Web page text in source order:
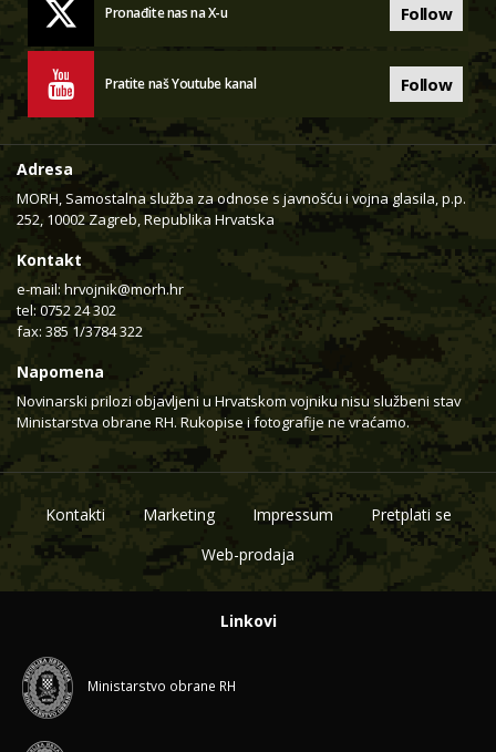
Pronađite nas na X-u Follow
Pratite naš Youtube kanal Follow
Adresa
MORH, Samostalna služba za odnose s javnošću i vojna glasila, p.p.
252, 10002 Zagreb, Republika Hrvatska
Kontakt
e-mail: hrvojnik@morh.hr
tel: 0752 24 302
fax: 385 1/3784 322
Napomena
Novinarski prilozi objavljeni u Hrvatskom vojniku nisu službeni stav
Ministarstva obrane RH. Rukopise i fotografije ne vraćamo.
Kontakti Marketing Impressum
Pretplati se
Web-prodaja
Linkovi
Ministarstvo obrane RH